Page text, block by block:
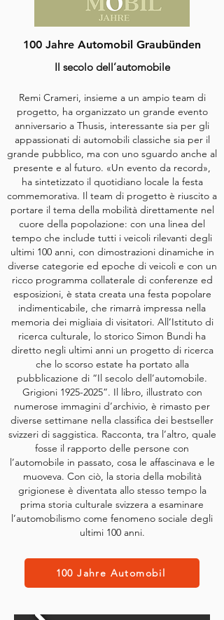
100 Jahre Automobil Graubünden
Il secolo dell’automobile
Remi Crameri, insieme a un ampio team di
progetto, ha organizzato un grande evento
anniversario a Thusis, interessante sia per gli
appassionati di automobili classiche sia per il
grande pubblico, ma con uno sguardo anche al
presente e al futuro. «Un evento da record»,
ha sintetizzato il quotidiano locale la festa
commemorativa. Il team di progetto è riuscito a
portare il tema della mobilità direttamente nel
cuore della popolazione: con una linea del
tempo che include tutti i veicoli rilevanti degli
ultimi 100 anni, con dimostrazioni dinamiche in
diverse categorie ed epoche di veicoli e con un
ricco programma collaterale di conferenze ed
esposizioni, è stata creata una festa popolare
indimenticabile, che rimarrà impressa nella
memoria dei migliaia di visitatori. All’Istituto di
ricerca culturale, lo storico Simon Bundi ha
diretto negli ultimi anni un progetto di ricerca
che lo scorso estate ha portato alla
pubblicazione di “Il secolo dell’automobile.
Grigioni 1925-2025”. Il libro, illustrato con
numerose immagini d’archivio, è rimasto per
diverse settimane nella classifica dei bestseller
svizzeri di saggistica. Racconta, tra l’altro, quale
fosse il rapporto delle persone con
l’automobile in passato, cosa le affascinava e le
muoveva. Con ciò, la storia della mobilità
grigionese è diventata allo stesso tempo la
prima storia culturale svizzera a esaminare
l’automobilismo come fenomeno sociale degli
ultimi 100 anni.
100 Jahre Automobil